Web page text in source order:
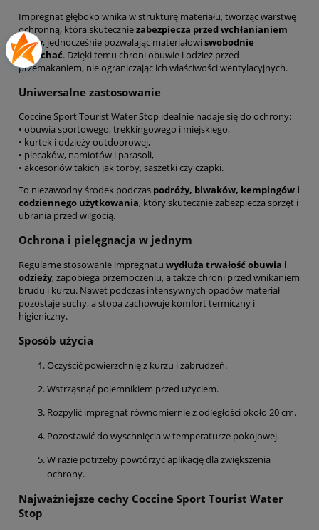
Impregnat głęboko wnika w strukturę materiału, tworząc warstwę
ochronną, która skuteczniezabezpiecza przed wchłanianiem
wody, jednocześnie pozwalając materiałowi swobodnie
oddychać. Dzięki temu chroni obuwie i odzież przed
przemakaniem, nie ograniczając ich właściwości wentylacyjnych.
Uniwersalne zastosowanie
Coccine Sport Tourist Water Stop idealnie nadaje się do ochrony:
• obuwia sportowego, trekkingowego i miejskiego,
• kurtek i odzieży outdoorowej,
• plecaków, namiotów i parasoli,
• akcesoriów takich jak torby, saszetki czy czapki.
To niezawodny środek podczas podróży, biwaków, kempingów i
codziennego użytkowania, który skutecznie zabezpiecza sprzęt i
ubrania przed wilgocią.
Ochrona i pielęgnacja w jednym
Regularne stosowanie impregnatu wydłuża trwałość obuwia i
odzieży, zapobiega przemoczeniu, a także chroni przed wnikaniem
brudu i kurzu. Nawet podczas intensywnych opadów materiał
pozostaje suchy, a stopa zachowuje komfort termiczny i
higieniczny.
Sposób użycia
Oczyścić powierzchnię z kurzu i zabrudzeń.
Wstrząsnąć pojemnikiem przed użyciem.
Rozpylić impregnat równomiernie z odległości około 20 cm.
Pozostawić do wyschnięcia w temperaturze pokojowej.
W razie potrzeby powtórzyć aplikację dla zwiększenia
ochrony.
Najważniejsze cechy Coccine Sport Tourist Water
Stop